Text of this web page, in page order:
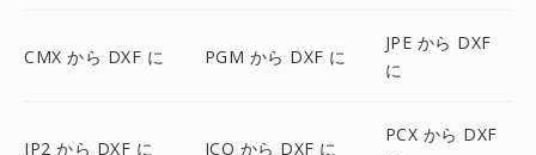
CMX から DXF に PGM から DXF に
JPE から DXF
に
JP2 から DXF に ICO から DXF に
PCX から DXF